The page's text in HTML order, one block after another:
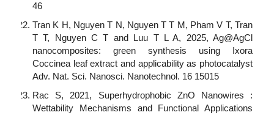
46
Tran K H, Nguyen T N, Nguyen T T M, Pham V T, Tran
T T, Nguyen C T and Luu T L A, 2025, Ag@AgCl
nanocomposites: green synthesis using Ixora
Coccinea leaf extract and applicability as photocatalyst
Adv. Nat. Sci. Nanosci. Nanotechnol. 16 15015
Rac S, 2021, Superhydrophobic ZnO Nanowires :
Wettability Mechanisms and Functional Applications